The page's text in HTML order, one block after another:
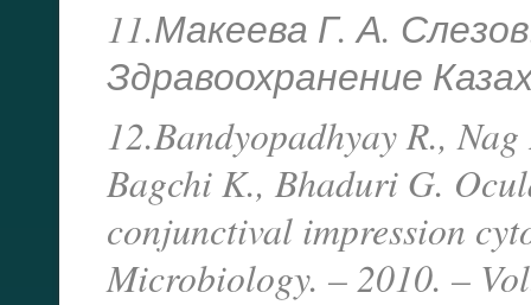
11.Макеева Г. А.
Здравоохранение
12.Bandyopadhyay R.,
Bagchi K., Bhaduri G.
conjunctival impression
Microbiology. – 2010. –